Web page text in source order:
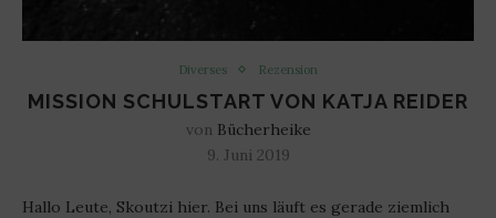
Diverses Rezension
MISSION SCHULSTART VON KATJA REIDER
von Bücherheike
9. Juni 2019
Hallo Leute, Skoutzi hier. Bei uns läuft es gerade ziemlich